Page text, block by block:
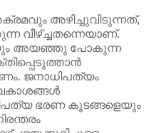
അഴിച്ചുവിടുന്നത്,
വീഴ്ച്ചതന്നെയാണ്.
അയഞ്ഞു പോകുന്ന
ജനാധിപത്യം
ഭരണ കൂടങ്ങളെയും